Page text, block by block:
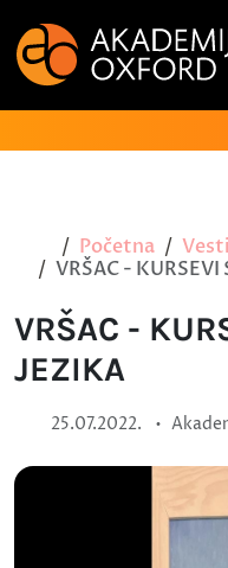
Početna
Vesti
VRŠAC - KURSEVI
VRŠAC -
JEZIKA
25.07.2022. •